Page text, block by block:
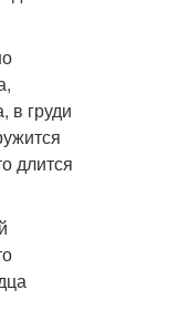
в груди
длится